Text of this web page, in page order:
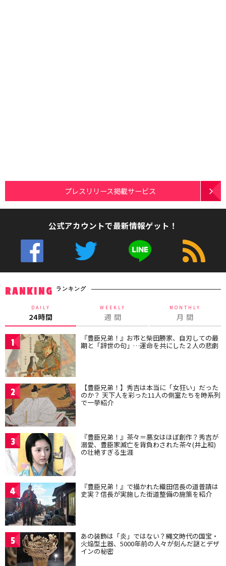
プレスリリース掲載サービス
公式アカウントで最新情報ゲット！
RANKING ランキング
DAILY
24時間
WEEKLY
週 間
MONTHLY
月 間
1 『豊臣兄弟！』お市と柴田勝家、自刃しての最
期と「辞世の句」…運命を共にした２人の悲劇
2 【豊臣兄弟！】秀吉は本当に「女狂い」だった
のか？ 天下人を彩った11人の側室たちを時系列
で一挙紹介
3 『豊臣兄弟！』茶々＝悪女はほぼ創作？秀吉が
溺愛、豊臣家滅亡を背負わされた茶々(井上和)
の壮絶すぎる生涯
4 『豊臣兄弟！』で描かれた織田信長の道普請は
史実？信長が実施した街道整備の施策を紹介
5 あの装飾は「炎」ではない？縄文時代の国宝・
火焔型土器、5000年前の人々が刻んだ謎とデザ
インの秘密